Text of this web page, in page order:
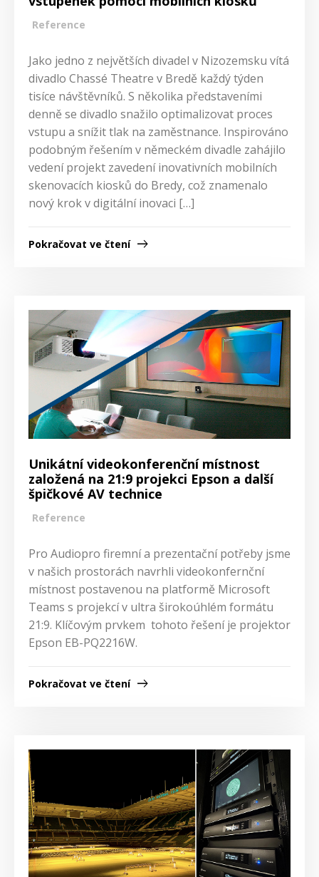
Reference
Jako jedno z největších divadel v Nizozemsku vítá
divadlo Chassé Theatre v Bredě každý týden
tisíce návštěvníků. S několika představeními
denně se divadlo snažilo optimalizovat proces
vstupu a snížit tlak na zaměstnance. Inspirováno
podobným řešením v německém divadle zahájilo
vedení projekt zavedení inovativních mobilních
skenovacích kiosků do Bredy, což znamenalo
nový krok v digitální inovaci […]
Pokračovat ve čtení
Unikátní videokonferenční místnost
založená na 21:9 projekci Epson a další
špičkové AV technice
Reference
Pro Audiopro firemní a prezentační potřeby jsme
v našich prostorách navrhli videokonfernční
místnost postavenou na platformě Microsoft
Teams s projekcí v ultra širokoúhlém formátu
21:9. Klíčovým prvkem tohoto řešení je projektor
Epson EB-PQ2216W.
Pokračovat ve čtení